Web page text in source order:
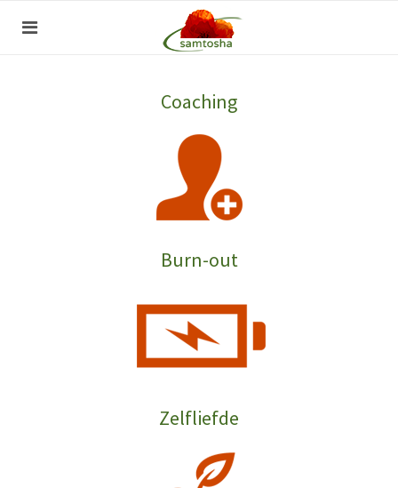
Coaching
Burn-out
Zelfliefde